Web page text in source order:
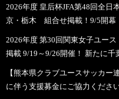
2026年度 皇后杯JFA第48回全日
京・栃木 組合せ掲載！9/5開幕
2026年度 第30回関東女子ユー
掲載 9/19～9/26開催！ 新たに
【熊本県クラブユースサッカ
に伴う支援募金にご協力くださ